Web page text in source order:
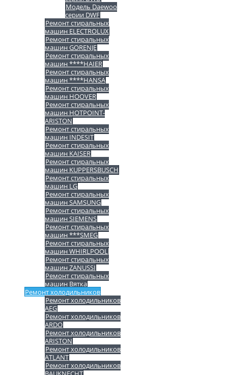
Модель Daewoo
серии DWF
Ремонт стиральных
машин ELECTROLUX
Ремонт стиральных
машин GORENJE
Ремонт стиральных
машин ****HAIER
Ремонт стиральных
машин ****HANSA
Ремонт стиральных
машин HOOVER
Ремонт стиральных
машин HOTPOINT-
ARISTON
Ремонт стиральных
машин INDESIT
Ремонт стиральных
машин KAISER
Ремонт стиральных
машин KUPPERSBUSCH
Ремонт стиральных
машин LG
Ремонт стиральных
машин SAMSUNG
Ремонт стиральных
машин SIEMENS
Ремонт стиральных
машин ***SMEG
Ремонт стиральных
машин WHIRLPOOL
Ремонт стиральных
машин ZANUSSI
Ремонт стиральных
машин Вятка
Ремонт холодильников
Ремонт холодильников
AEG
Ремонт холодильников
ARDO
Ремонт холодильников
ARISTON
Ремонт холодильников
ATLANT
Ремонт холодильников